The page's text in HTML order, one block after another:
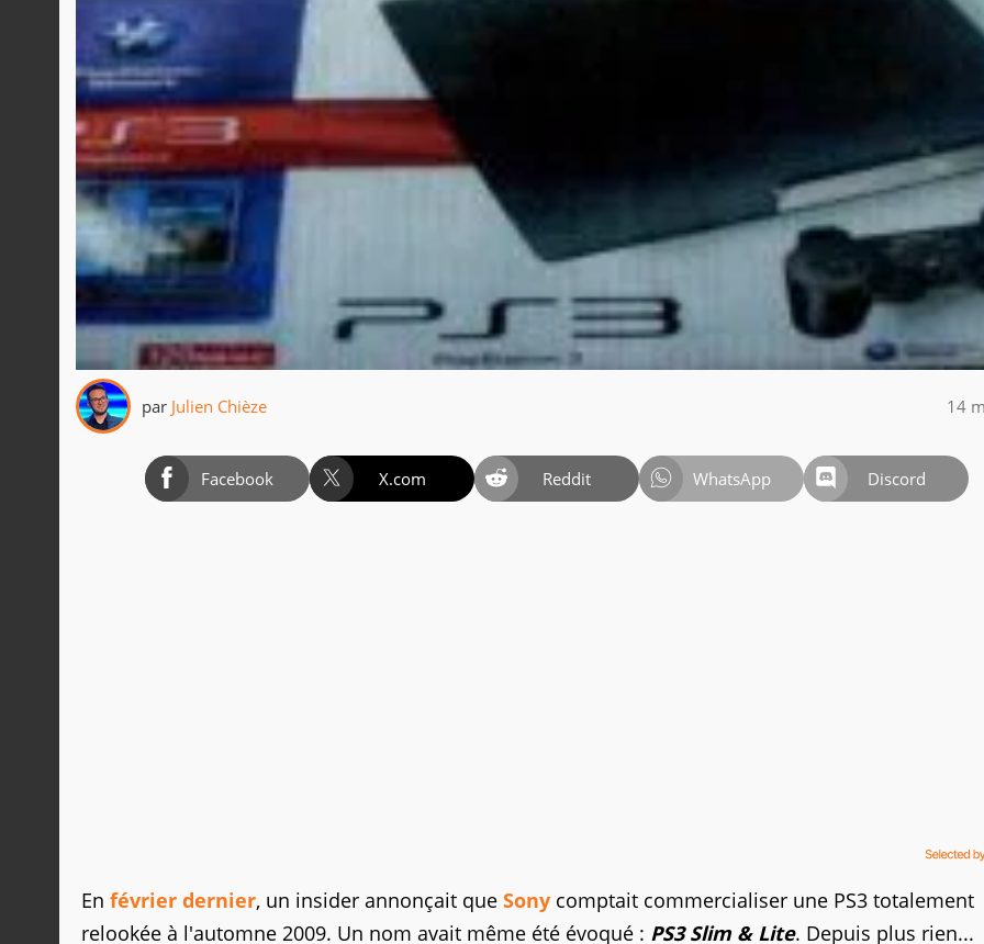
par Julien Chièze 14
Facebook X.com Reddit WhatsApp Discord
En février dernier, un insider annonçait que Sony comptait commercialiser une PS3 totalement
relookée à l'automne 2009. Un nom avait même été évoqué : PS3 Slim & Lite. Depuis plus rien...